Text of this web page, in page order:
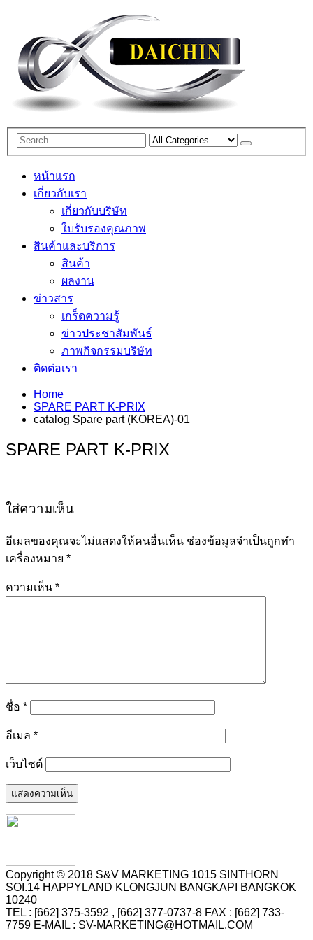
หน้าแรก
เกี่ยวกับเรา
เกี่ยวกับบริษัท
ใบรับรองคุณภาพ
สินค้าและบริการ
สินค้า
ผลงาน
ข่าวสาร
เกร็ดความรู้
ข่าวประชาสัมพันธ์
ภาพกิจกรรมบริษัท
ติดต่อเรา
Home
SPARE PART K-PRIX
catalog Spare part (KOREA)-01
SPARE PART K-PRIX
ใส่ความเห็น
อีเมลของคุณจะไม่แสดงให้คนอื่นเห็น ช่องข้อมูลจำเป็นถูกทำ
เครื่องหมาย *
ความเห็น *
ชื่อ *
อีเมล *
เว็บไซต์
Copyright © 2018 S&V MARKETING 1015 SINTHORN
SOI.14 HAPPYLAND KLONGJUN BANGKAPI BANGKOK
10240
TEL : [662] 375-3592 , [662] 377-0737-8 FAX : [662] 733-
7759 E-MAIL : SV-MARKETING@HOTMAIL.COM